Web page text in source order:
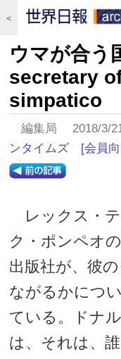
＜
ウマが合
secretary
simpatico
編集局 2018/
ンタイムズ
[会員
レックス・テ
ク・ポンペオ
出版社が、彼
ながるかにつ
ている。ドナ
は、それは、